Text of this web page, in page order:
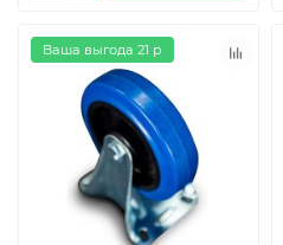
Ваша выгода 21 р